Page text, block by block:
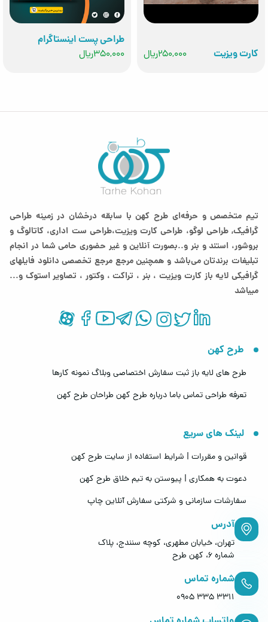
کارت ویزیت 250,000ريال
طراحی پست اینستاگرام
350,000ريال
تیم متخصص و حرفه‌ای طرح کهن با سابقه درخشان در زمینه طراحی
گرافیک, طراحی لوگو، طراحی کارت ویزیت،طراحی ست اداری، کاتالوگ و
بروشور، استند و بنر و..بصورت آنلاین و غیر حضوری حامی شما در انجام
تبلیغات برندتان می‌باشد و همچنین مرجع مرجع تخصصی دانلود فایلهای
گرافیکی لایه باز کارت ویزیت ، بنر ، تراکت ، وکتور ، تصاویر استوک و...
میباشد
طرح کهن
طرح های لایه بازثبت سفارش اختصاصیوبلاگنمونه کارها
تعرفه طراحیتماس باما درباره طرح کهن طراحان طرح کهن
لینک های سریع
قوانین و مقررات | شرایط استفاده از سایت طرح کهن
دعوت به همکاری | پیوستن به تیم خلاق طرح کهن
سفارشات سازمانی و شرکتی سفارش آنلاین چاپ
آدرس
تهران، خیابان مطهری، کوچه سنندج، پلاک
شماره 6، کهن طرح
شماره تماس
0905 335 3311